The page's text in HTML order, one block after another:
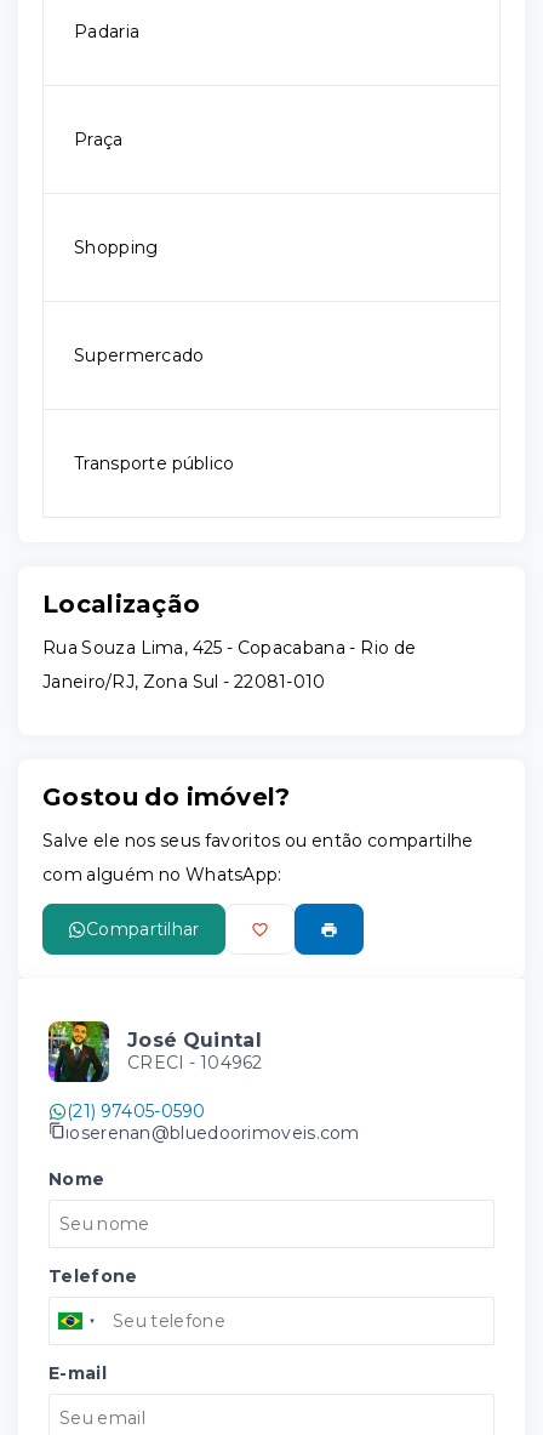
Padaria
Praça
Shopping
Supermercado
Transporte público
Localização
Rua Souza Lima, 425 - Copacabana - Rio de
Janeiro/RJ, Zona Sul - 22081-010
Gostou do imóvel?
Salve ele nos seus favoritos ou então compartilhe
com alguém no WhatsApp:
Compartilhar
José Quintal
CRECI - 104962
(21) 97405-0590
joserenan@bluedoorimoveis.com
Nome
Telefone
E-mail